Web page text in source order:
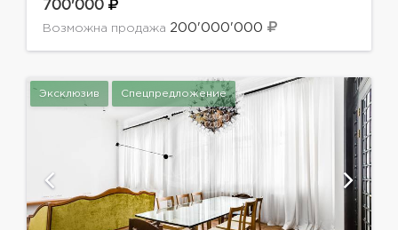
видеонаблюдением, комнатой ожидания для
водителей и других служащих.Планировка: три
700'000
Возможна продажа 200'000'000
Эксклюзив Спецпредложение